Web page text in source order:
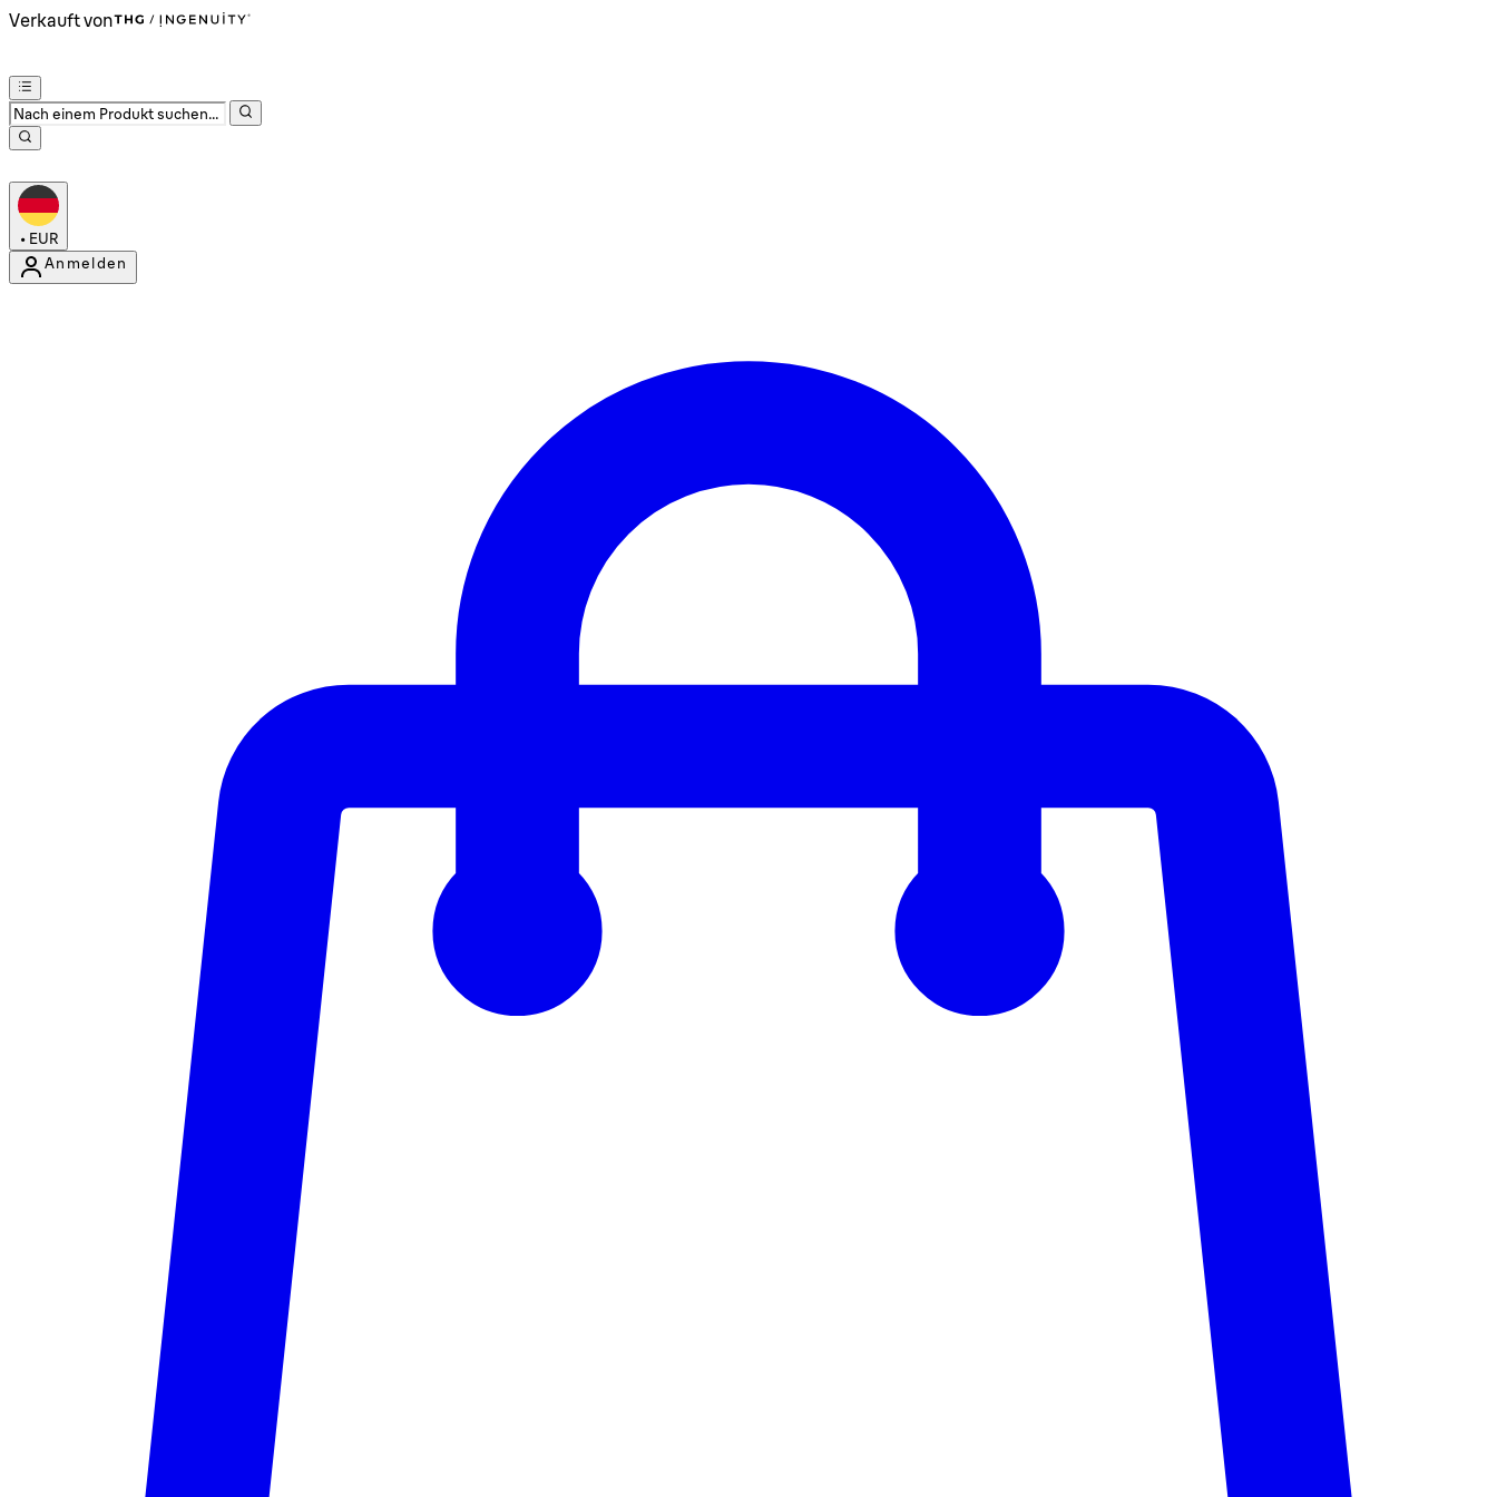
Verkauft von
• EUR
Anmelden